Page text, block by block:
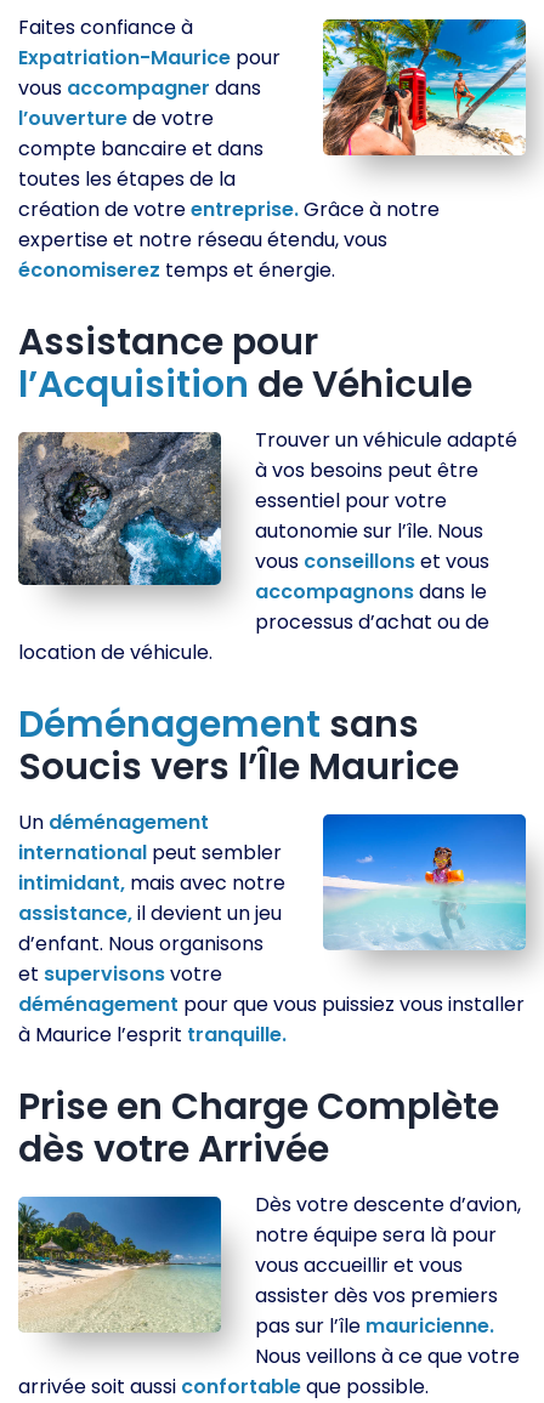
Faites confiance à
Expatriation-Maurice pour
vous accompagner dans
l’ouverturede votre
compte bancaire et dans
toutes les étapes de la
création de votreentreprise.Grâce à notre
expertise et notre réseau étendu, vous
économiserez temps et énergie.
Assistance pour
l’Acquisition de Véhicule
Trouver un véhicule adapté
à vos besoins peut être
essentiel pour votre
autonomie sur l’île. Nous
vous conseillonset vous
accompagnonsdans le
processus d’achat ou de
location de véhicule.
Déménagement sans
Soucis vers l’Île Maurice
Un déménagement
international peut sembler
intimidant, mais avec notre
assistance,il devient un jeu
d’enfant. Nous organisons
et supervisonsvotre
déménagement pour que vous puissiez vous installer
à Maurice l’esprit tranquille.
Prise en Charge Complète
dès votre Arrivée
Dès votre descente d’avion,
notre équipe sera là pour
vous accueillir et vous
assister dès vos premiers
pas sur l’île mauricienne.
Nous veillons à ce que votre
arrivée soit aussi confortableque possible.